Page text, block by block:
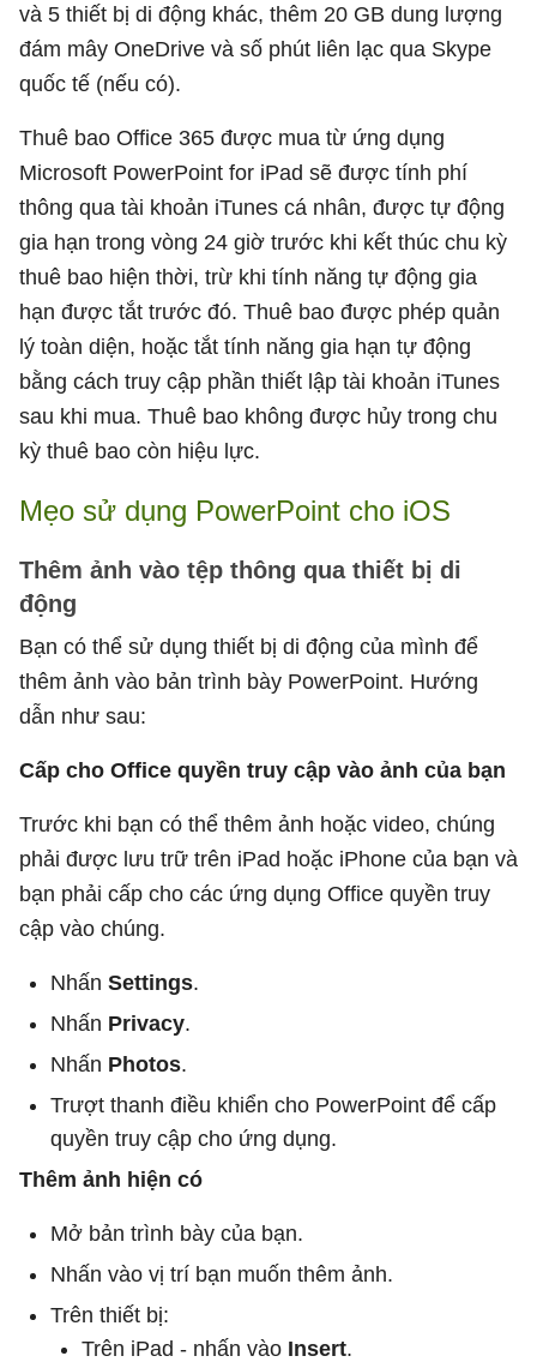
và 5 thiết bị di động khác, thêm 20 GB dung lượng
đám mây OneDrive và số phút liên lạc qua Skype
quốc tế (nếu có).
Thuê bao Office 365 được mua từ ứng dụng
Microsoft PowerPoint for iPad sẽ được tính phí
thông qua tài khoản iTunes cá nhân, được tự động
gia hạn trong vòng 24 giờ trước khi kết thúc chu kỳ
thuê bao hiện thời, trừ khi tính năng tự động gia
hạn được tắt trước đó. Thuê bao được phép quản
lý toàn diện, hoặc tắt tính năng gia hạn tự động
bằng cách truy cập phần thiết lập tài khoản iTunes
sau khi mua. Thuê bao không được hủy trong chu
kỳ thuê bao còn hiệu lực.
Mẹo sử dụng PowerPoint cho iOS
Thêm ảnh vào tệp thông qua thiết bị di
động
Bạn có thể sử dụng thiết bị di động của mình để
thêm ảnh vào bản trình bày PowerPoint. Hướng
dẫn như sau:
Cấp cho Office quyền truy cập vào ảnh của bạn
Trước khi bạn có thể thêm ảnh hoặc video, chúng
phải được lưu trữ trên iPad hoặc iPhone của bạn và
bạn phải cấp cho các ứng dụng Office quyền truy
cập vào chúng.
Nhấn Settings.
Nhấn Privacy.
Nhấn Photos.
Trượt thanh điều khiển cho PowerPoint để cấp
quyền truy cập cho ứng dụng.
Thêm ảnh hiện có
Mở bản trình bày của bạn.
Nhấn vào vị trí bạn muốn thêm ảnh.
Trên thiết bị:
Trên iPad - nhấn vào Insert.